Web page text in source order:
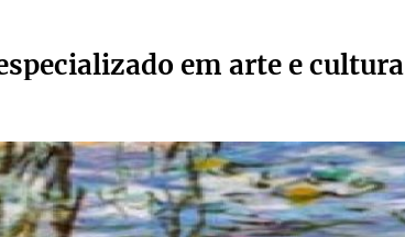
em arte e cultura